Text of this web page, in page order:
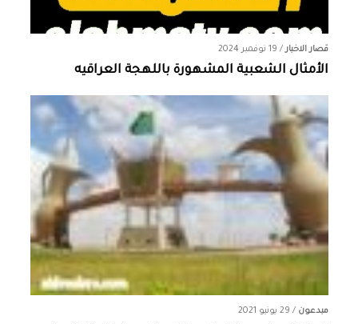
قصار الاخبار/ 19 نوفمبر 2024
الأمثال الشعبية المشهورة باللهجة العراقيه
مبدعون / 29 يونيو 2021